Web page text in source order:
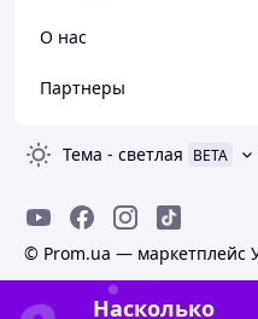
О нас
Партнеры
Тема - светлая BETA
© Prom.ua — маркетплейс
Насколько